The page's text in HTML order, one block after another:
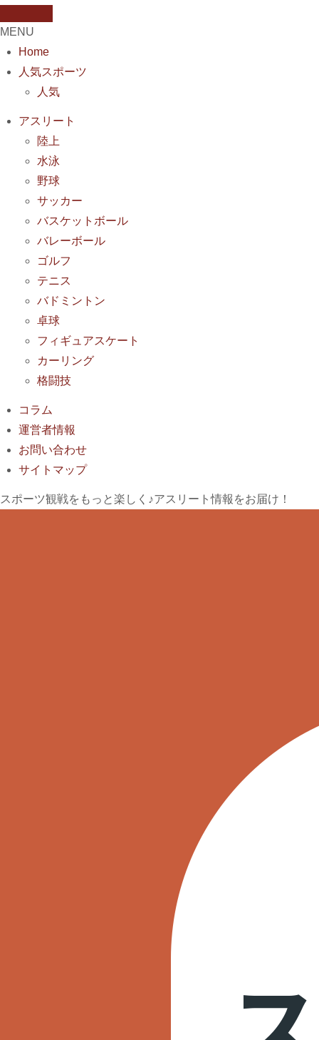
MENU
Home
人気スポーツ
人気
アスリート
陸上
水泳
野球
サッカー
バスケットボール
バレーボール
ゴルフ
テニス
バドミントン
卓球
フィギュアスケート
カーリング
格闘技
コラム
運営者情報
お問い合わせ
サイトマップ
スポーツ観戦をもっと楽しく♪アスリート情報をお届け！